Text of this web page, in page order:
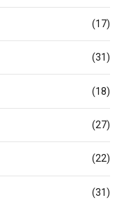
(17)
(31)
(18)
(27)
(22)
(31)